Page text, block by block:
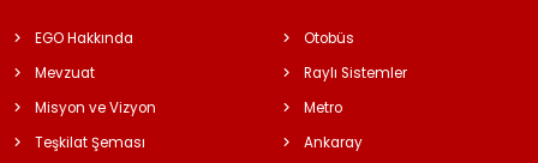
EGO Hakkında
Mevzuat
Misyon ve Vizyon
Teşkilat Şeması
Otobüs
Raylı Sistemler
Metro
Ankaray